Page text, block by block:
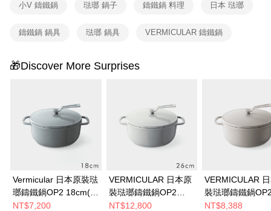
小V 鑄鐵鍋 琺瑯 鍋子 鑄鐵鍋 料理 日本 琺瑯
鑄鐵鍋 鍋具 琺瑯 鍋具 VERMICULAR 鑄鐵鍋
🎁Discover More Surprises
Vermicular 日本原裝琺
瑯鑄鐵鍋OP2 18cm(多
色選)
NT$7,200
VERMICULAR 日本原
裝琺瑯鑄鐵鍋OP2
26cm(多色選)
NT$12,800
VERMICULAR
裝琺瑯鑄鐵鍋
22cm (亞麻米)
NT$8,388